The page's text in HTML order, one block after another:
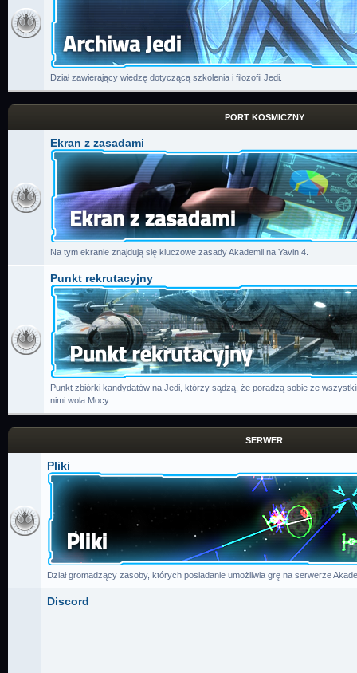
Dział zawierający wiedzę dotyczącą szkolenia i filozofii Jedi.
PORT KOSMICZNY
Ekran z zasadami
Na tym ekranie znajdują się kluczowe zasady Akademii na Yavin 4.
Punkt rekrutacyjny
Punkt zbiórki kandydatów na Jedi, którzy sądzą, że poradzą sobie ze
nimi wola Mocy.
SERWER
Pliki
Dział gromadzący zasoby, których posiadanie umożliwia grę na serwerze
Discord